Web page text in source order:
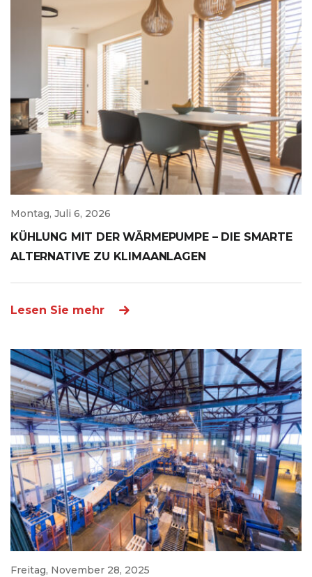
Montag, Juli 6, 2026
KÜHLUNG MIT DER WÄRMEPUMPE – DIE SMARTE
ALTERNATIVE ZU KLIMAANLAGEN
Lesen Sie mehr
Freitag, November 28, 2025